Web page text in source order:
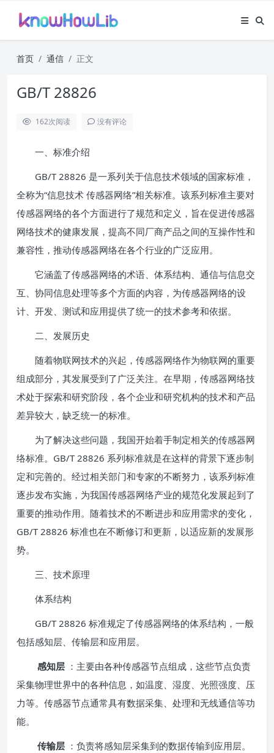
首页 通信 正文
GB/T 28826
162次阅读 没有评论
一、标准介绍
GB/T 28826 是一系列关于信息技术领域的国家标准，
全称为“信息技术 传感器网络”相关标准。该系列标准主要对
传感器网络的各个方面进行了规范和定义，旨在促进传感器
网络技术的健康发展，提高不同厂商产品之间的互操作性和
兼容性，推动传感器网络在各个行业的广泛应用。
它涵盖了传感器网络的术语、体系结构、通信与信息交
互、协同信息处理等多个方面的内容，为传感器网络的设
计、开发、测试和应用提供了统一的技术参考和依据。
二、发展历史
随着物联网技术的兴起，传感器网络作为物联网的重要
组成部分，其发展受到了广泛关注。在早期，传感器网络技
术处于探索和研究阶段，各个企业和研究机构的技术和产品
差异较大，缺乏统一的标准。
为了解决这些问题，我国开始着手制定相关的传感器网
络标准。GB/T 28826 系列标准就是在这样的背景下逐步制
定和完善的。经过相关部门和专家的不断努力，该系列标准
逐步发布实施，为我国传感器网络产业的规范化发展起到了
重要的推动作用。随着技术的不断进步和应用需求的变化，
GB/T 28826 标准也在不断修订和更新，以适应新的发展形
势。
三、技术原理
体系结构
GB/T 28826 标准规定了传感器网络的体系结构，一般
包括感知层、传输层和应用层。
感知层 ：主要由各种传感器节点组成，这些节点负责
采集物理世界中的各种信息，如温度、湿度、光照强度、压
力等。传感器节点通常具有数据采集、处理和无线通信等功
能。
传输层 ：负责将感知层采集到的数据传输到应用层。